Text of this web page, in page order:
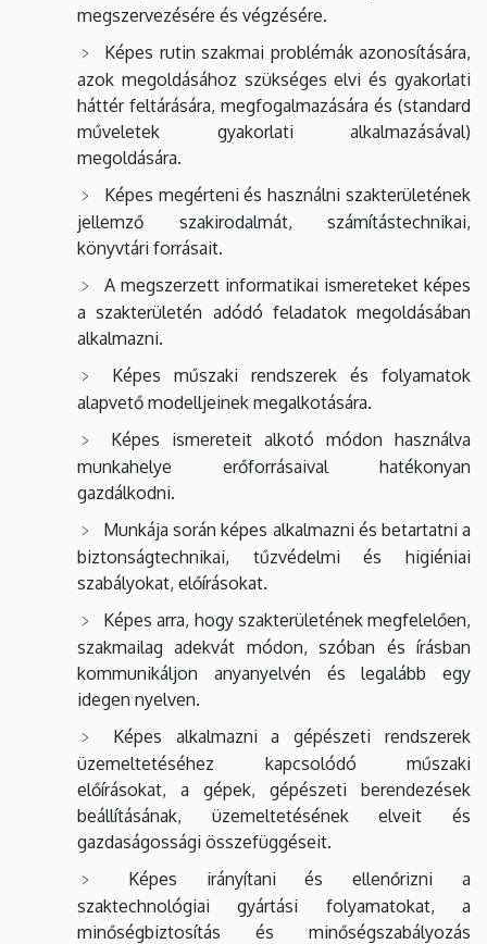
megszervezésére és végzésére.
Képes rutin szakmai problémák azonosítására,
azok megoldásához szükséges elvi és gyakorlati
háttér feltárására, megfogalmazására és (standard
műveletek gyakorlati alkalmazásával)
megoldására.
Képes megérteni és használni szakterületének
jellemző szakirodalmát, számítástechnikai,
könyvtári forrásait.
A megszerzett informatikai ismereteket képes
a szakterületén adódó feladatok megoldásában
alkalmazni.
Képes műszaki rendszerek és folyamatok
alapvető modelljeinek megalkotására.
Képes ismereteit alkotó módon használva
munkahelye erőforrásaival hatékonyan
gazdálkodni.
Munkája során képes alkalmazni és betartatni a
biztonságtechnikai, tűzvédelmi és higiéniai
szabályokat, előírásokat.
Képes arra, hogy szakterületének megfelelően,
szakmailag adekvát módon, szóban és írásban
kommunikáljon anyanyelvén és legalább egy
idegen nyelven.
Képes alkalmazni a gépészeti rendszerek
üzemeltetéséhez kapcsolódó műszaki
előírásokat, a gépek, gépészeti berendezések
beállításának, üzemeltetésének elveit és
gazdaságossági összefüggéseit.
Képes irányítani és ellenőrizni a
szaktechnológiai gyártási folyamatokat, a
minőségbiztosítás és minőségszabályozás